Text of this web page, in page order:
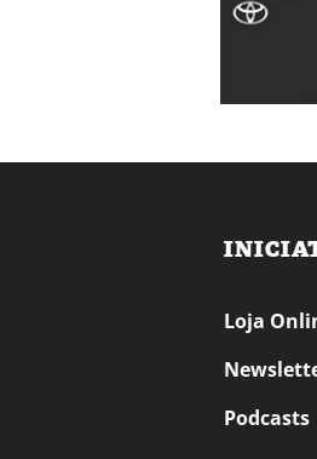
Loja
Podcasts